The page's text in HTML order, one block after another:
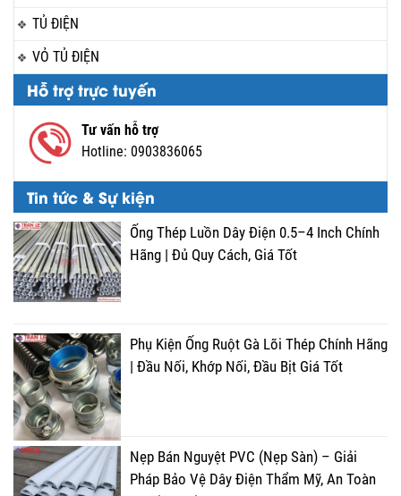
TỦ ĐIỆN
VỎ TỦ ĐIỆN
Hỗ trợ trực tuyến
Tư vấn hỗ trợ
Hotline: 0903836065
Tin tức & Sự kiện
Ống Thép Luồn Dây Điện 0.5–4 Inch Chính
Hãng | Đủ Quy Cách, Giá Tốt
Phụ Kiện Ống Ruột Gà Lõi Thép Chính Hãng
| Đầu Nối, Khớp Nối, Đầu Bịt Giá Tốt
Nẹp Bán Nguyệt PVC (Nẹp Sàn) – Giải
Pháp Bảo Vệ Dây Điện Thẩm Mỹ, An Toàn